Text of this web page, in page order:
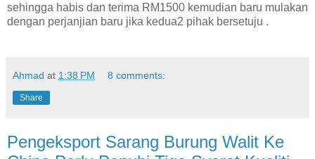
sehingga habis dan terima RM1500 kemudian baru mulakan
dengan perjanjian baru jika kedua2 pihak bersetuju .
Ahmad at 1:38 PM 8 comments:
Share
Pengeksport Sarang Burung Walit Ke